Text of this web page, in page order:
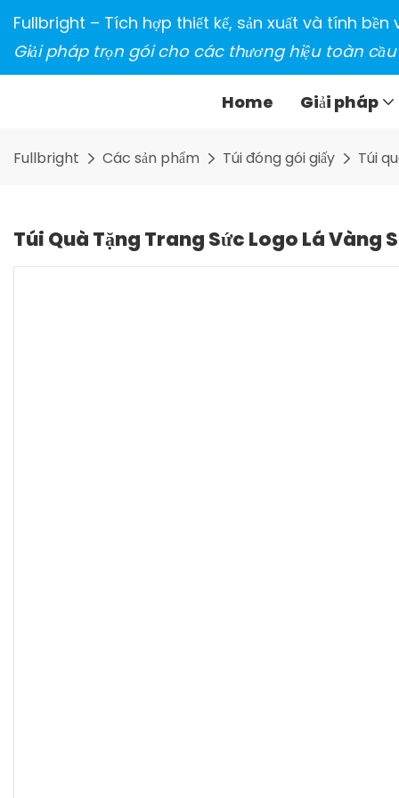
Fullbright – Tích hợp thiết kế, sản xuất và tính
Giải pháp trọn gói cho các thương hiệu toàn cầu
Home Giải pháp
Fullbright Các sản phẩm Túi đóng gói giấy Túi
Túi Quà Tặng Trang Sức Logo Lá Vàng